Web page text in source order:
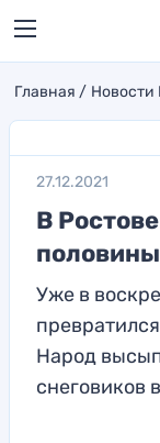
Главная Новости
27.12.2021
В
Уже в
Народ
снеговиков